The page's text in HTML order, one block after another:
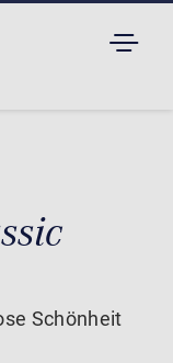
Schönheit